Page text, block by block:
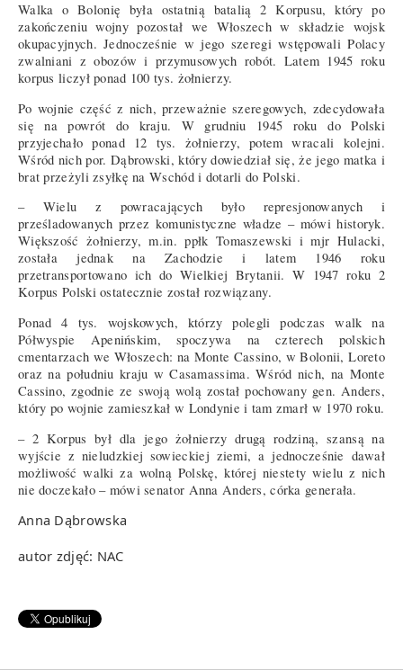
Walka o Bolonię była ostatnią batalią 2 Korpusu, który po
zakończeniu wojny pozostał we Włoszech w składzie wojsk
okupacyjnych. Jednocześnie w jego szeregi wstępowali Polacy
zwalniani z obozów i przymusowych robót. Latem 1945 roku
korpus liczył ponad 100 tys. żołnierzy.
Po wojnie część z nich, przeważnie szeregowych, zdecydowała
się na powrót do kraju. W grudniu 1945 roku do Polski
przyjechało ponad 12 tys. żołnierzy, potem wracali kolejni.
Wśród nich por. Dąbrowski, który dowiedział się, że jego matka i
brat przeżyli zsyłkę na Wschód i dotarli do Polski.
– Wielu z powracających było represjonowanych i
prześladowanych przez komunistyczne władze – mówi historyk.
Większość żołnierzy, m.in. ppłk Tomaszewski i mjr Hulacki,
została jednak na Zachodzie i latem 1946 roku
przetransportowano ich do Wielkiej Brytanii. W 1947 roku 2
Korpus Polski ostatecznie został rozwiązany.
Ponad 4 tys. wojskowych, którzy polegli podczas walk na
Półwyspie Apenińskim, spoczywa na czterech polskich
cmentarzach we Włoszech: na Monte Cassino, w Bolonii, Loreto
oraz na południu kraju w Casamassima. Wśród nich, na Monte
Cassino, zgodnie ze swoją wolą został pochowany gen. Anders,
który po wojnie zamieszkał w Londynie i tam zmarł w 1970 roku.
– 2 Korpus był dla jego żołnierzy drugą rodziną, szansą na
wyjście z nieludzkiej sowieckiej ziemi, a jednocześnie dawał
możliwość walki za wolną Polskę, której niestety wielu z nich
nie doczekało – mówi senator Anna Anders, córka generała.
Anna Dąbrowska
autor zdjęć: NAC